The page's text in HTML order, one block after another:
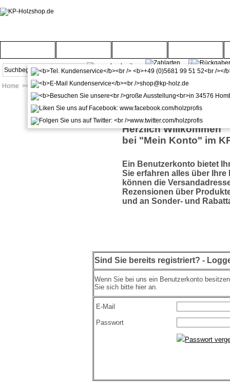
Home >> Mein Konto >> Meine Daten
Herzlich Willkommen
bei "Mein Konto" im
Ein Benutzerkonto bietet
Sie erfahren alles über Ihre
können die
Rezensionen über
und an Sonder- und
Sind Sie bereits registriert? -
Wenn Sie bei uns ein Benutzerkonto
Sie sich bitte hier an.
E-Mail
Passwort
Passwort